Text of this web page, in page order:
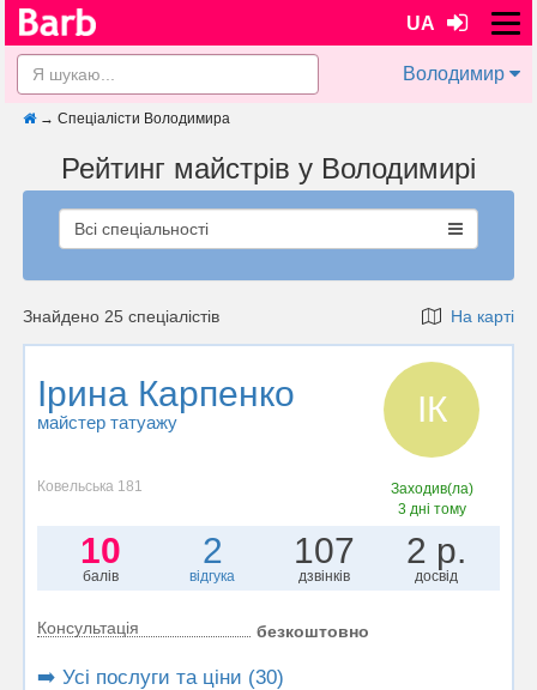
UA
Володимир
→ Спеціалісти Володимира
Рейтинг майстрів у Володимирі
Всі спеціальності
Знайдено 25 спеціалістів На карті
Ірина Карпенко
майстер татуажу ІК
Ковельська 181
Заходив(ла)
3 дні тому
10
балів
2
відгука
107
дзвінків
2 р.
досвід
Консультація безкоштовно
➡️ Усі послуги та ціни (30)